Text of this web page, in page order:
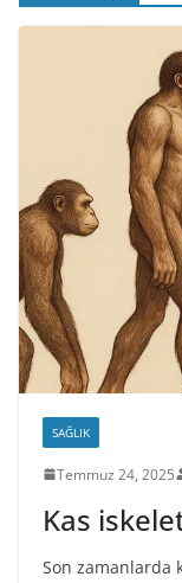
SAĞLIK
Temmuz 24, 2025
Kas
Son zamanlarda